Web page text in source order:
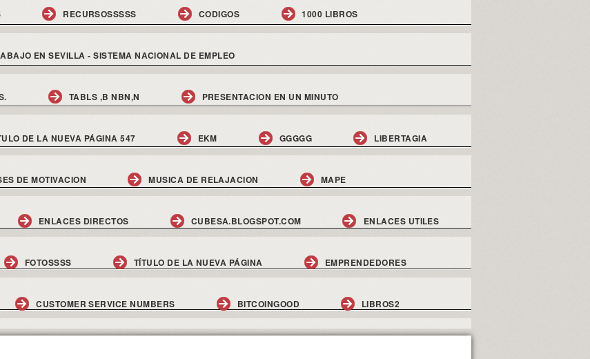
RECURSOSSSSS CODIGOS 1000 LIBROS
EN SEVILLA - SISTEMA NACIONAL DE EMPLEO
TABLS ,B NBN,N PRESENTACION EN UN MINUTO
DE LA NUEVA PÁGINA 547 EKM GGGGG LIBERTAGIA
DE MOTIVACION MUSICA DE RELAJACION MAPE
ENLACES DIRECTOS CUBESA.BLOGSPOT.COM ENLACES UTILES
FOTOSSSS TÍTULO DE LA NUEVA PÁGINA EMPRENDEDORES
CUSTOMER SERVICE NUMBERS BITCOINGOOD LIBROS2